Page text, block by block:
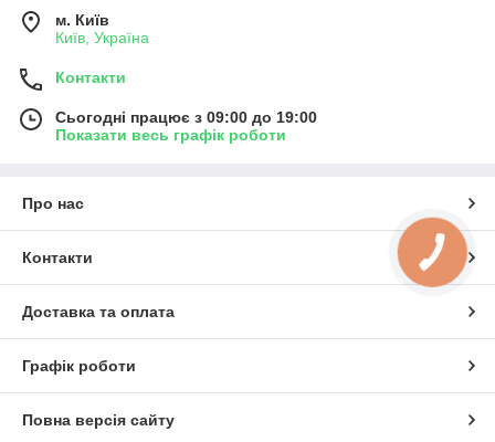
м. Київ
Київ, Україна
Контакти
Сьогодні працює з 09:00 до 19:00
Показати весь графік роботи
Про нас
Контакти
Доставка та оплата
Графік роботи
Повна версія сайту
КНОПКА
ЗВ'ЯЗКУ